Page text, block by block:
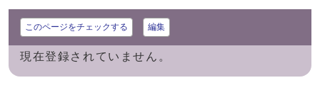
このページをチェックする 編集
現在登録されていません。